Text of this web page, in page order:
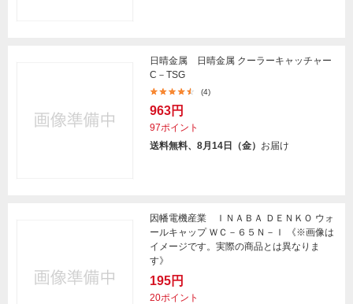
日晴金属 日晴金属 クーラーキャッチャー
C－TSG
(4)
963円
97ポイント
送料無料、8月14日（金） お届け
因幡電機産業 ＩＮＡＢＡ ＤＥＮＫＯ ウォ
ールキャップ ＷＣ－６５Ｎ－Ｉ 《※画像は
イメージです。実際の商品とは異なりま
す》
195円
20ポイント